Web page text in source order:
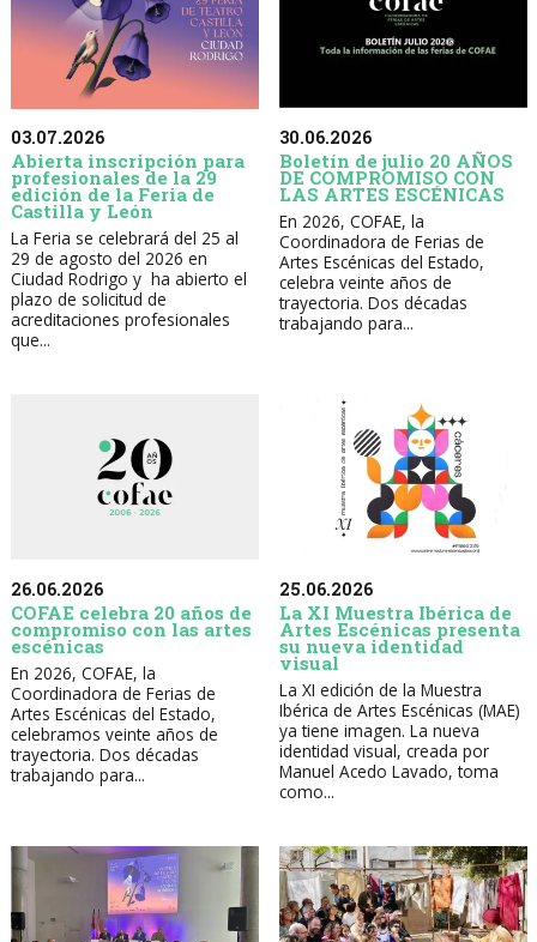
03.07.2026
Abierta inscripción para
profesionales de la 29
edición de la Feria de
Castilla y León
La Feria se celebrará del 25 al
29 de agosto del 2026 en
Ciudad Rodrigo y ha abierto el
plazo de solicitud de
acreditaciones profesionales
que...
30.06.2026
Boletín de julio 20 AÑOS
DE COMPROMISO CON
LAS ARTES ESCÉNICAS
En 2026, COFAE, la
Coordinadora de Ferias de
Artes Escénicas del Estado,
celebra veinte años de
trayectoria. Dos décadas
trabajando para...
26.06.2026
COFAE celebra 20 años de
compromiso con las artes
escénicas
En 2026, COFAE, la
Coordinadora de Ferias de
Artes Escénicas del Estado,
celebramos veinte años de
trayectoria. Dos décadas
trabajando para...
25.06.2026
La XI Muestra Ibérica de
Artes Escénicas presenta
su nueva identidad
visual
La XI edición de la Muestra
Ibérica de Artes Escénicas (MAE)
ya tiene imagen. La nueva
identidad visual, creada por
Manuel Acedo Lavado, toma
como...